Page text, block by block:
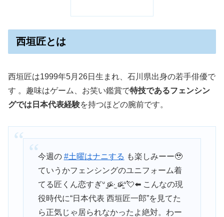
西垣匠とは
西垣匠は1999年5月26日生まれ、石川県出身の若手俳優で
す 。趣味はゲーム、お笑い鑑賞で特技であるフェンシン
グでは日本代表経験を持つほどの腕前です。
今週の #土曜はナニする も楽しみーー🥹
ていうかフェンシングのユニフォーム着
てる匠くん恋すぎᐡ ̳ʚ̴̶̷̆ ·̫ ʚ̴̶̷̆ ̳ᐡ💘⬅️ こんなの現
役時代に“日本代表 西垣匠一郎”を見てた
ら正気じゃ居られなかったよ絶対。わー